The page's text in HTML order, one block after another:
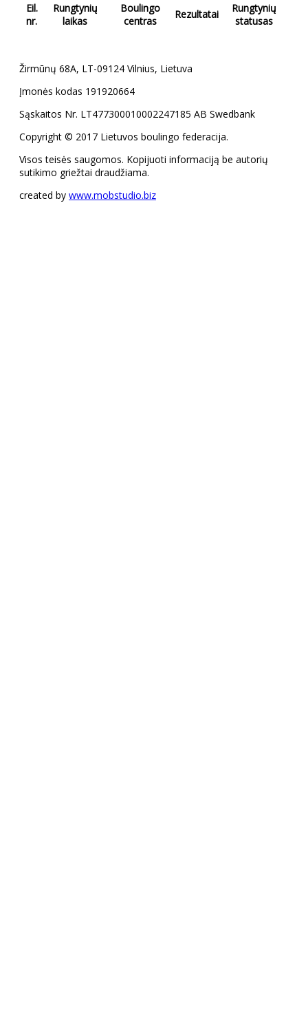
Eil.
nr.
Rungtynių
laikas
Boulingo
centras
Rezultatai
Rungtynių
statusas
Žirmūnų 68A, LT-09124 Vilnius, Lietuva
Įmonės kodas 191920664
Sąskaitos Nr. LT477300010002247185 AB Swedbank
Copyright © 2017 Lietuvos boulingo federacija.
Visos teisės saugomos. Kopijuoti informaciją be autorių
sutikimo griežtai draudžiama.
created by www.mobstudio.biz